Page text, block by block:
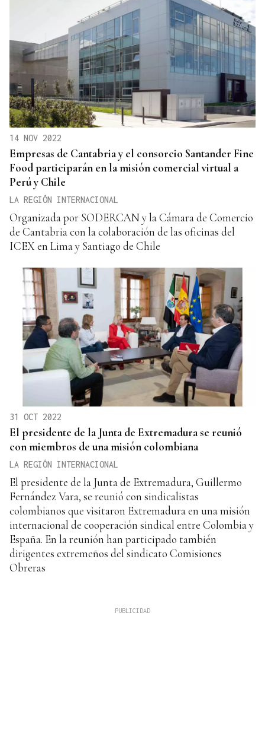
14 NOV 2022
Empresas de Cantabria y el consorcio Santander Fine
Food participarán en la misión comercial virtual a
Perú y Chile
LA REGIÓN INTERNACIONAL
Organizada por SODERCAN y la Cámara de Comercio
de Cantabria con la colaboración de las oficinas del
ICEX en Lima y Santiago de Chile
31 OCT 2022
El presidente de la Junta de Extremadura se reunió
con miembros de una misión colombiana
LA REGIÓN INTERNACIONAL
El presidente de la Junta de Extremadura, Guillermo
Fernández Vara, se reunió con sindicalistas
colombianos que visitaron Extremadura en una misión
internacional de cooperación sindical entre Colombia y
España. En la reunión han participado también
dirigentes extremeños del sindicato Comisiones
Obreras